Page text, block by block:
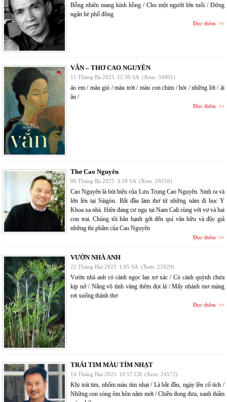
Bỗng nhiên mang kính hồng / Cho một người lớn tuổi / Đứng
ngẩn hè phố đông
Đọc thêm
VẮN – THƠ CAO NGUYÊN
11 Tháng Ba 2025 12:30 SA (Xem: 34901)
áo em / màu gió / màu trời / màu con chim / hót / những lời / ái
ân /
Đọc thêm
Thơ Cao Nguyên
06 Tháng Ba 2025 3:19 SA (Xem: 28216)
Cao Nguyên là bút hiệu của Lưu Trọng Cao Nguyên. Sinh ra và
lớn lên tại Sàigòn. Bắt đầu làm thơ từ những năm đi học Y
Khoa xa nhà. Hiện đang cư ngụ tại Nam Cali cùng với vợ và hai
con trai. Chúng tôi hân hạnh gởi đến quí văn hữu và độc giả
những thi phẩm của Cao Nguyên
Đọc thêm
VƯỜN NHÀ ANH
22 Tháng Hai 2025 1:05 SA (Xem: 21829)
Vườn nhà anh có cành ngọc lan xơ xác / Có cánh quỳnh chưa
kịp nở / Nắng vô tình vàng thêm đọt lá / Mấy nhánh mơ màng
rơi xuống thành thơ
Đọc thêm
TRÁI TIM MÀU TÍM NHẠT
14 Tháng Hai 2025 10:57 CH (Xem: 24572)
Khi trái tim, nhốm màu tím nhạt / Là bắt đầu, ngày lên cổ tích /
Những con sóng ôm hôn năm mới / Chiều đong đưa, xanh thấm